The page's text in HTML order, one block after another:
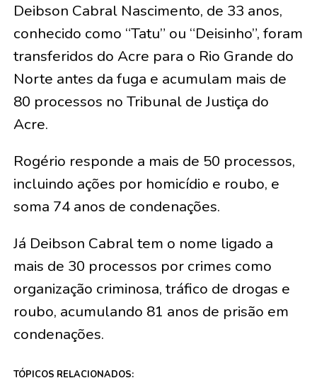
Deibson Cabral Nascimento, de 33 anos,
conhecido como “Tatu” ou “Deisinho”, foram
transferidos do Acre para o Rio Grande do
Norte antes da fuga e acumulam mais de
80 processos no Tribunal de Justiça do
Acre.
Rogério responde a mais de 50 processos,
incluindo ações por homicídio e roubo, e
soma 74 anos de condenações.
Já Deibson Cabral tem o nome ligado a
mais de 30 processos por crimes como
organização criminosa, tráfico de drogas e
roubo, acumulando 81 anos de prisão em
condenações.
TÓPICOS RELACIONADOS: